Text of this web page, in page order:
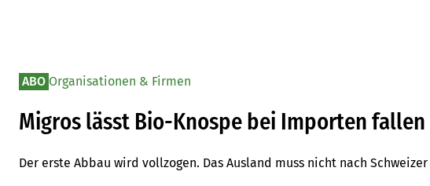
ABO Organisationen & Firmen
Migros lässt Bio-Knospe bei Importen fallen
Der erste Abbau wird vollzogen. Das Ausland muss nicht nach